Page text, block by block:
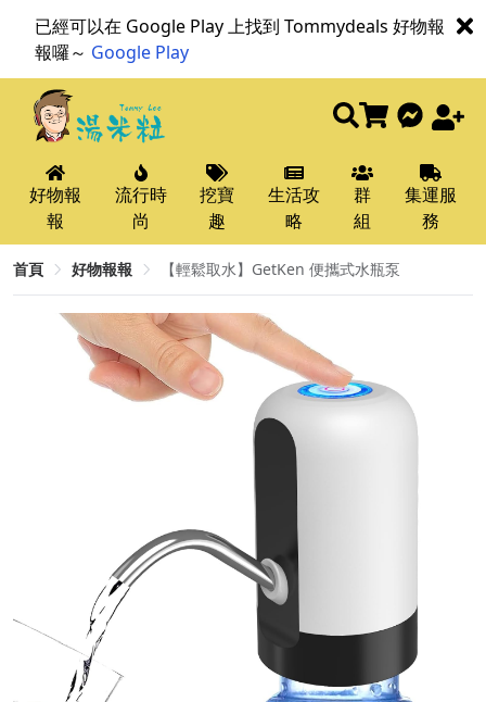
已經可以在 Google Play 上找到 Tommydeals 好物報
報囉～ Google Play
好物報
報
流行時
尚
挖寶
趣
生活攻
略
群
組
集運服
務
首頁 好物報報 【輕鬆取水】GetKen 便攜式水瓶泵